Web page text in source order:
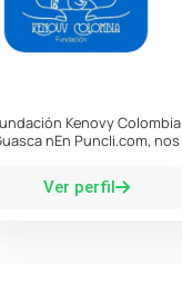
Kenovy
nEn Puncli.com,
Ver perfil